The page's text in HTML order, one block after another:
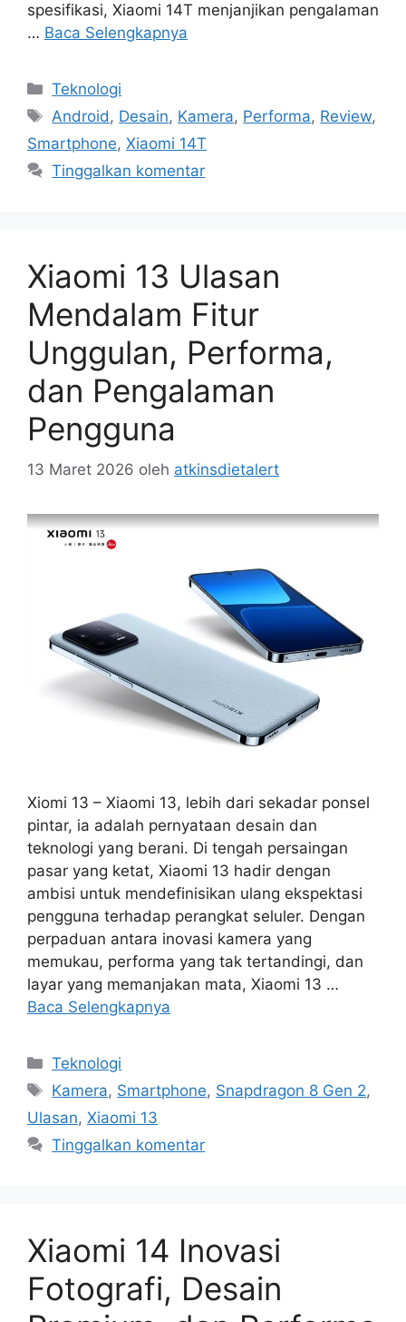
spesifikasi, Xiaomi 14T menjanjikan pengalaman
… Baca Selengkapnya
Kategori
Teknologi
Tag
Android, Desain, Kamera, Performa, Review,
Smartphone, Xiaomi 14T
Tinggalkan komentar
Xiaomi 13 Ulasan
Mendalam Fitur
Unggulan, Performa,
dan Pengalaman
Pengguna
13 Maret 2026 oleh atkinsdietalert
Xiomi 13 – Xiaomi 13, lebih dari sekadar ponsel
pintar, ia adalah pernyataan desain dan
teknologi yang berani. Di tengah persaingan
pasar yang ketat, Xiaomi 13 hadir dengan
ambisi untuk mendefinisikan ulang ekspektasi
pengguna terhadap perangkat seluler. Dengan
perpaduan antara inovasi kamera yang
memukau, performa yang tak tertandingi, dan
layar yang memanjakan mata, Xiaomi 13 …
Baca Selengkapnya
Kategori
Teknologi
Tag
Kamera, Smartphone, Snapdragon 8 Gen 2,
Ulasan, Xiaomi 13
Tinggalkan komentar
Xiaomi 14 Inovasi
Fotografi, Desain